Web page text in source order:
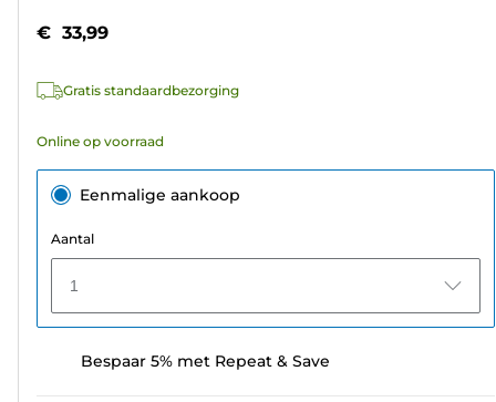
sterren.
beoordelingen
€ 33,99
Gratis standaardbezorging
Online op voorraad
Eenmalige aankoop
Aantal
1
Bespaar 5% met Repeat & Save